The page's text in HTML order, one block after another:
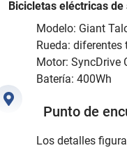
Bicicletas eléctricas
Modelo: Giant
Rueda: diferentes
Motor: SyncDrive
Batería: 400Wh
Punto de
Los detalles